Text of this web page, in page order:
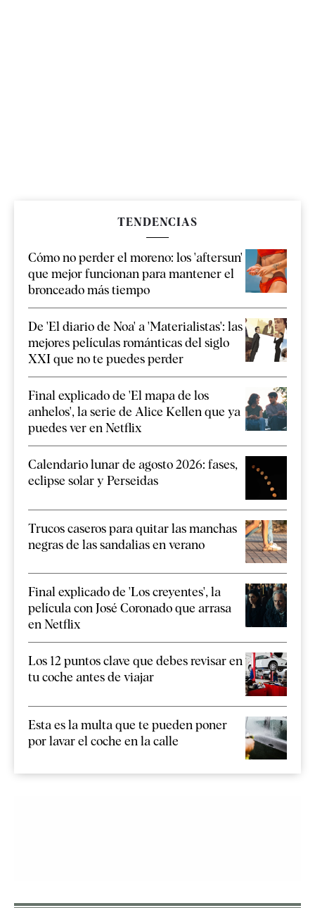
TENDENCIAS
Cómo no perder el moreno: los 'aftersun'
que mejor funcionan para mantener el
bronceado más tiempo
De 'El diario de Noa' a 'Materialistas': las
mejores películas románticas del siglo
XXI que no te puedes perder
Final explicado de 'El mapa de los
anhelos', la serie de Alice Kellen que ya
puedes ver en Netflix
Calendario lunar de agosto 2026: fases,
eclipse solar y Perseidas
Trucos caseros para quitar las manchas
negras de las sandalias en verano
Final explicado de 'Los creyentes', la
película con José Coronado que arrasa
en Netflix
Los 12 puntos clave que debes revisar en
tu coche antes de viajar
Esta es la multa que te pueden poner
por lavar el coche en la calle